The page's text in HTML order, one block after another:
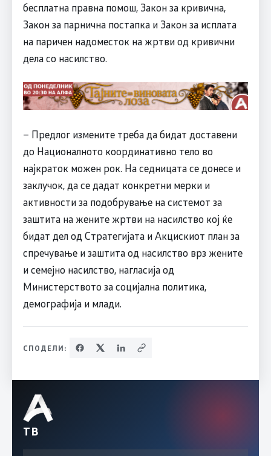
бесплатна правна помош, Закон за кривична,
Закон за парнична постапка и Закон за исплата
на паричен надоместок на жртви од кривични
дела со насилство.
– Предлог измените треба да бидат доставени
до Националното координативно тело во
најкраток можен рок. На седницата се донесе и
заклучок, да се дадат конкретни мерки и
активности за подобрување на системот за
заштита на жените жртви на насилство кој ќе
бидат дел од Стратегијата и Акцискиот план за
спречување и заштита од насилство врз жените
и семејно насилство, нагласија од
Министерството за социјална политика,
демографија и млади.
СПОДЕЛИ:
ТВ